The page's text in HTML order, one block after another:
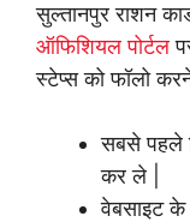
सुल्तानपुर राशन
ऑफिशियल पोर्टल
स्टेप्स को फॉलो
सबसे पहले
कर ले |
वेबसाइट